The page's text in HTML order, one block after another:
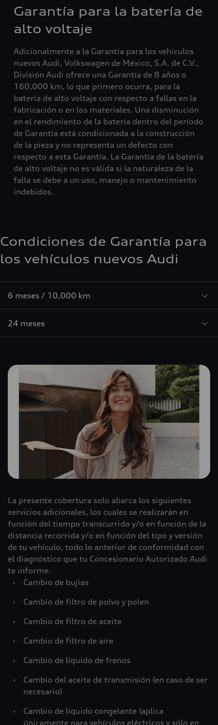
Garantía para la batería de
alto voltaje
Adicionalmente a la Garantía para los vehículos
nuevos Audi, Volkswagen de México, S.A. de C.V.,
División Audi ofrece una Garantía de 8 años o
160,000 km, lo que primero ocurra, para la
batería de alto voltaje con respecto a fallas en la
fabricación o en los materiales. Una disminución
en el rendimiento de la batería dentro del período
de Garantía está condicionada a la construcción
de la pieza y no representa un defecto con
respecto a esta Garantía. La Garantía de la batería
de alto voltaje no es válida si la naturaleza de la
falla se debe a un uso, manejo o mantenimiento
indebidos.
Condiciones de Garantía para
los vehículos nuevos Audi
6 meses / 10,000 km
24 meses
La presente cobertura solo abarca los siguientes
servicios adicionales, los cuales se realizarán en
función del tiempo transcurrido y/o en función de la
distancia recorrida y/o en función del tipo y versión
de tu vehículo, todo lo anterior de conformidad con
el diagnóstico que tu Concesionario Autorizado Audi
te informe.
›
Cambio de bujías
›
Cambio de filtro de polvo y polen
›
Cambio de filtro de aceite
›
Cambio de filtro de aire
›
Cambio de líquido de frenos
›
Cambio del aceite de transmisión (en caso de ser
necesario)
›
Cambio de líquido congelante (aplica
únicamente para vehículos eléctricos y sólo en